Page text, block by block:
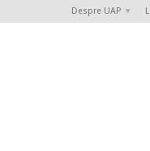
Despre UAP